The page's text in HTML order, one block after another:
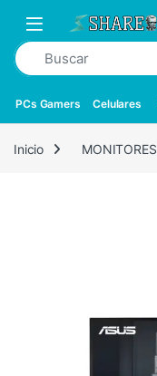
PCs Gamers Celulares
Inicio MONITORES